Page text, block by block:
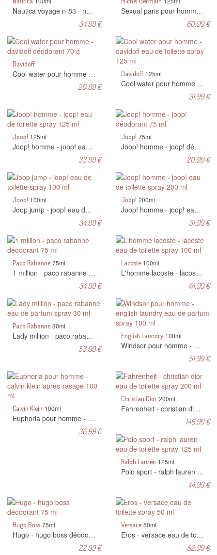
Nautica voyage n-83 - nautica eau de toilette spray 100 ml
34.99 €
Sexual paris pour homme - michel germain eau de toilette spray 125 ml
60.99 €
Davidoff
Cool water pour homme - davidoff déodorant 70 g
20.99 €
Davidoff 125ml
Cool water pour homme - davidoff eau de toilette spray 125 ml
31.99 €
Joop! 125ml
Joop! homme - joop! eau de toilette spray 125 ml
33.99 €
Joop! 75ml
Joop! homme - joop! déodorant 75 ml
20.99 €
Joop! 100ml
Joop jump - joop! eau de toilette spray 100 ml
34.99 €
Joop! 200ml
Joop! homme - joop! eau de toilette spray 200 ml
31.99 €
Paco Rabanne 75ml
1 million - paco rabanne déodorant 75 ml
34.99 €
Lacoste 100ml
L'homme lacoste - lacoste eau de toilette spray 100 ml
44.99 €
Paco Rabanne 30ml
Lady million - paco rabanne eau de parfum spray 30 ml
53.99 €
English Laundry 100ml
Windsor pour homme - english laundry eau de parfum spray 100 ml
51.99 €
Calvin Klein 100ml
Euphoria pour homme - calvin klein après-rasage 100 ml
36.99 €
Christian Dior 200ml
Fahrenheit - christian dior eau de toilette spray 200 ml
146.99 €
Ralph Lauren 125ml
Polo sport - ralph lauren eau de toilette spray 125 ml
44.99 €
Hugo Boss 75ml
Hugo - hugo boss déodorant 75 ml
22.99 €
Versace 50ml
Eros - versace eau de toilette spray 50 ml
52.99 €